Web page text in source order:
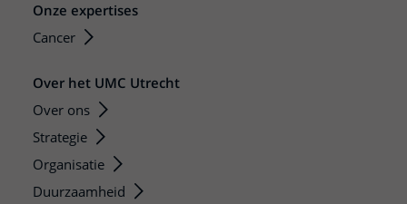
Onze expertises
Cancer
Over het UMC Utrecht
Over ons
Strategie
Organisatie
Duurzaamheid